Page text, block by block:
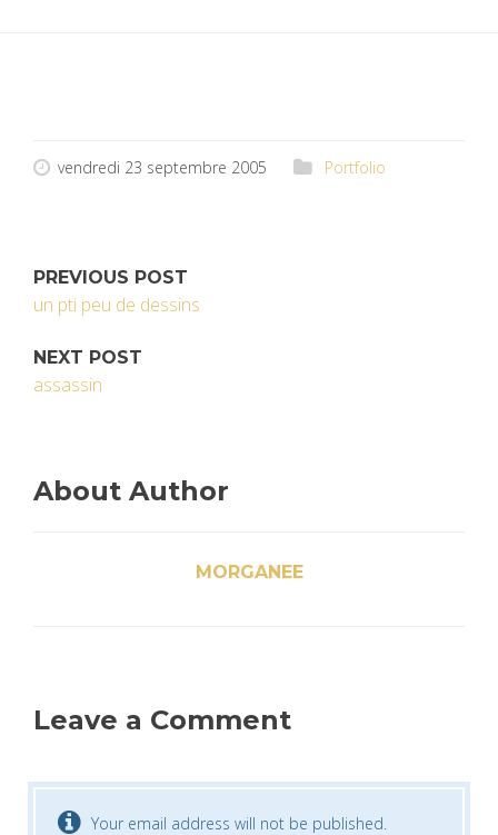
vendredi 23 septembre 2005 Portfolio
PREVIOUS POST
un pti peu de dessins
NEXT POST
assassin
About Author
MORGANEE
Leave a Comment
Your email address will not be published.